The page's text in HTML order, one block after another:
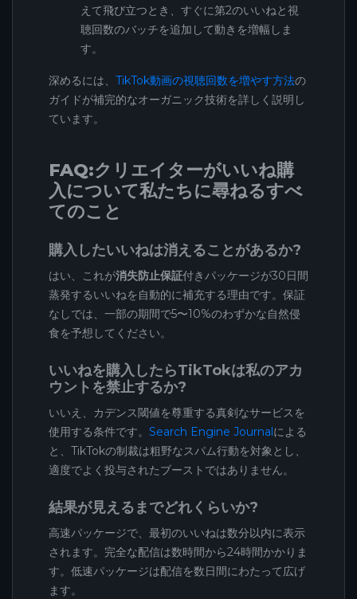
えて飛び立つとき、すぐに第2のいいねと視
聴回数のバッチを追加して動きを増幅しま
す。
深めるには、 TikTok動画の視聴回数を増やす方法の
ガイドが補完的なオーガニック技術を詳しく説明し
ています。
FAQ:クリエイターがいいね購
入について私たちに尋ねるすべ
てのこと
購入したいいねは消えることがあるか?
はい、これが消失防止保証付きパッケージが30日間
蒸発するいいねを自動的に補充する理由です。保証
なしでは、一部の期間で5〜10%のわずかな自然侵
食を予想してください。
いいねを購入したらTikTokは私のアカ
ウントを禁止するか?
いいえ、カデンス閾値を尊重する真剣なサービスを
使用する条件です。 Search Engine Journalによる
と、TikTokの制裁は粗野なスパム行動を対象とし、
適度でよく投与されたブーストではありません。
結果が見えるまでどれくらいか?
高速パッケージで、最初のいいねは数分以内に表示
されます。完全な配信は数時間から24時間かかりま
す。低速パッケージは配信を数日間にわたって広げ
ます。